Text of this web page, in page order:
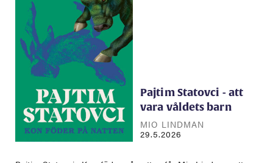
Pajtim Statovci - att
vara våldets barn
MIO LINDMAN
29.5.2026